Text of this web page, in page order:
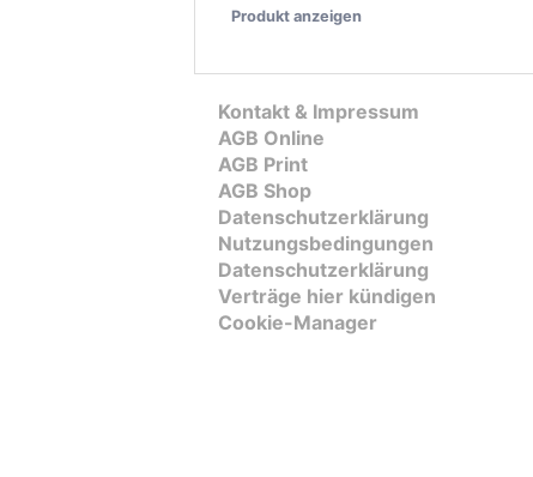
Produkt anzeigen
Kontakt & Impressum
AGB Online
AGB Print
AGB Shop
Datenschutzerklärung
Nutzungsbedingungen
Datenschutzerklärung
Verträge hier kündigen
Cookie-Manager